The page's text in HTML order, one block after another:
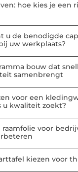
hoe kies je een
u de benodigde
uw werkplaats?
bouw dat
samenbrengt
voor een
u kwaliteit zoekt?
voor
kiezen voor